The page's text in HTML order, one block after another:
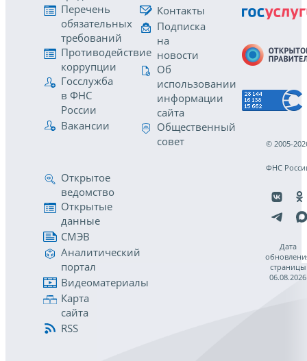
Перечень
обязательных
требований
Противодействие
коррупции
Госслужба
в ФНС
России
Вакансии
Контакты
Подписка
на
новости
Об
использовании
информации
сайта
Общественный
совет
Открытое
ведомство
Открытые
данные
СМЭВ
Аналитический
портал
Видеоматериалы
Карта
сайта
RSS
© 2005-
ФНС
Дата
страницы
06.08.2026